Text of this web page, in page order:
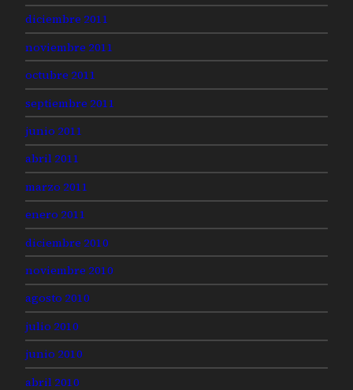
diciembre 2011
noviembre 2011
octubre 2011
septiembre 2011
junio 2011
abril 2011
marzo 2011
enero 2011
diciembre 2010
noviembre 2010
agosto 2010
julio 2010
junio 2010
abril 2010